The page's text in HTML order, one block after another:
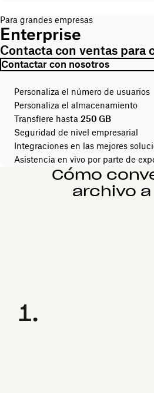
Para grandes empresas
Enterprise
Contacta con ventas para
Contactar con nosotros
Personaliza el número de usuarios
Personaliza el almacenamiento
Transfiere hasta 250 GB
Seguridad de nivel empresarial
Integraciones en las mejores
Asistencia en vivo por parte de
Cómo
archivo a